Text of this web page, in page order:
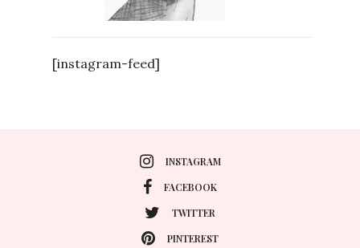
[instagram-feed]
INSTAGRAM
FACEBOOK
TWITTER
PINTEREST